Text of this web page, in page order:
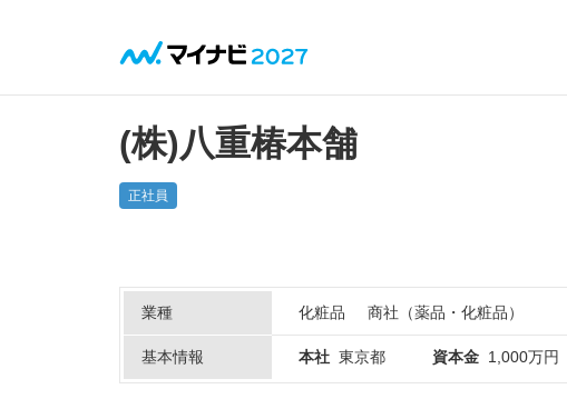
(株)八重椿本舗
正社員
業種 化粧品 商社（薬品・化粧品）
基本情報 本社 東京都 資本金 1,000万円